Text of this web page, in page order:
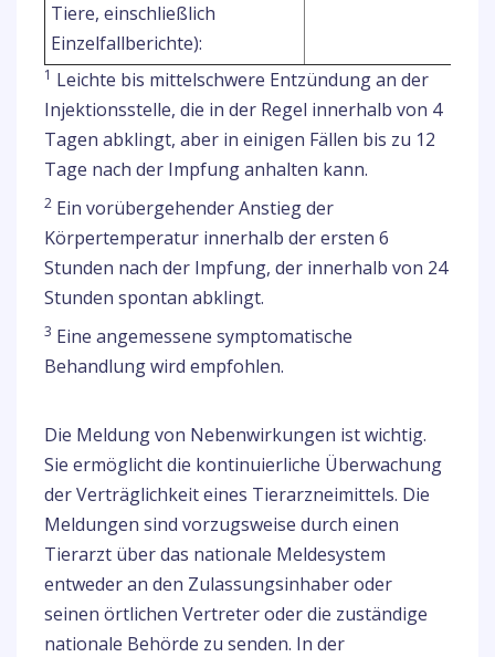
Tiere, einschließlich
Einzelfallberichte):
1 Leichte bis mittelschwere Entzündung an der
Injektionsstelle, die in der Regel innerhalb von 4
Tagen abklingt, aber in einigen Fällen bis zu 12
Tage nach der Impfung anhalten kann.
2 Ein vorübergehender Anstieg der
Körpertemperatur innerhalb der ersten 6
Stunden nach der Impfung, der innerhalb von 24
Stunden spontan abklingt.
3 Eine angemessene symptomatische
Behandlung wird empfohlen.
Die Meldung von Nebenwirkungen ist wichtig.
Sie ermöglicht die kontinuierliche Überwachung
der Verträglichkeit eines Tierarzneimittels. Die
Meldungen sind vorzugsweise durch einen
Tierarzt über das nationale Meldesystem
entweder an den Zulassungsinhaber oder
seinen örtlichen Vertreter oder die zuständige
nationale Behörde zu senden. In der